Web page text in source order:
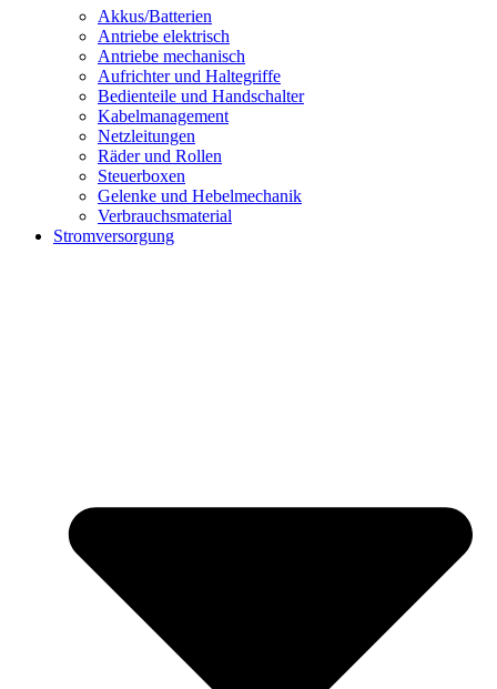
Akkus/Batterien
Antriebe elektrisch
Antriebe mechanisch
Aufrichter und Haltegriffe
Bedienteile und Handschalter
Kabelmanagement
Netzleitungen
Räder und Rollen
Steuerboxen
Gelenke und Hebelmechanik
Verbrauchsmaterial
Stromversorgung